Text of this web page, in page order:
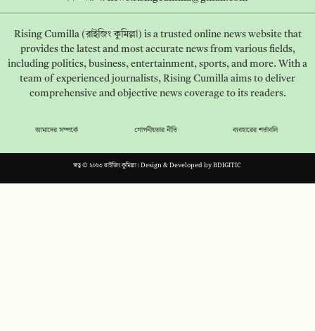
Rising Cumilla (রাইজিং কুমিল্লা) is a trusted online news website that
provides the latest and most accurate news from various fields,
including politics, business, entertainment, sports, and more. With a
team of experienced journalists, Rising Cumilla aims to deliver
comprehensive and objective news coverage to its readers.
আমাদের সম্পর্কে গোপনীয়তার নীতি ব্যবহারের শর্তাবলি
স্বত্ব © ২০২৩ রাইজিং কুমিল্লা। Design & Developed byBDIGITIC